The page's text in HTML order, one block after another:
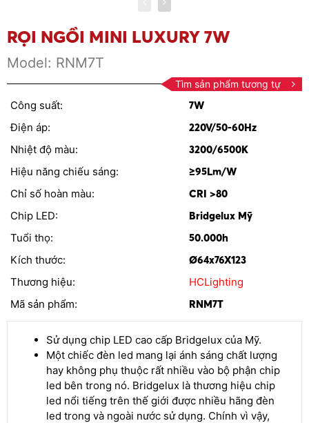
RỌI NGỒI MINI LUXURY 7W
Model: RNM7T
Tìm sản phẩm tương tự
Công suất:
7W
Điện áp:
220V/50-60Hz
Nhiệt độ màu:
3200/6500K
Hiệu năng chiếu sáng:
≥95Lm/W
Chỉ số hoàn màu:
CRI >80
Chip LED:
Bridgelux Mỹ
Tuổi thọ:
50.000h
Kích thước:
Ø64x76X123
Thương hiệu:
HCLighting
Mã sản phẩm:
RNM7T
Sử dụng chip LED cao cấp Bridgelux của Mỹ.
Một chiếc đèn led mang lại ánh sáng chất lượng
hay không phụ thuộc rất nhiều vào bộ phận chip
led bên trong nó. Bridgelux là thương hiệu chip
led nổi tiếng trên thế giới được nhiều hãng đèn
led trong và ngoài nước sử dụng. Chính vì vậy,